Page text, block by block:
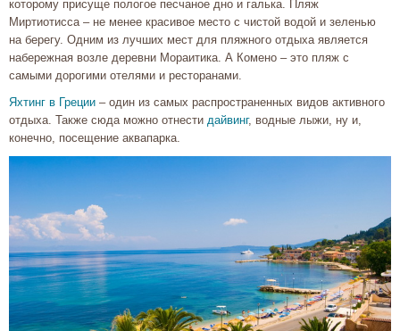
которому присуще пологое песчаное дно и галька. Пляж
Миртиотисса – не менее красивое место с чистой водой и зеленью
на берегу. Одним из лучших мест для пляжного отдыха является
набережная возле деревни Мораитика. А Комено – это пляж с
самыми дорогими отелями и ресторанами.
Яхтинг в Греции – один из самых распространенных видов активного
отдыха. Также сюда можно отнести дайвинг, водные лыжи, ну и,
конечно, посещение аквапарка.